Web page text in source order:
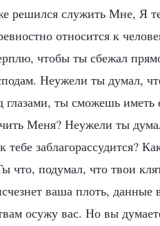
решился служить Мне,
относится к
чтобы ты сбежал
Неужели ты думал,
ты сможешь
Меня? Неужели ты
тебе заблагорассудится?
что, подумал, что твои
ваша плоть,
осужу вас. Но вы